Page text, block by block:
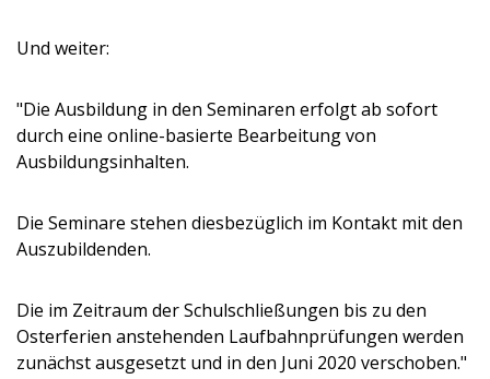
Und weiter:
"Die Ausbildung in den Seminaren erfolgt ab sofort
durch eine online-basierte Bearbeitung von
Ausbildungsinhalten.
Die Seminare stehen diesbezüglich im Kontakt mit den
Auszubildenden.
Die im Zeitraum der Schulschließungen bis zu den
Osterferien anstehenden Laufbahnprüfungen werden
zunächst ausgesetzt und in den Juni 2020 verschoben."